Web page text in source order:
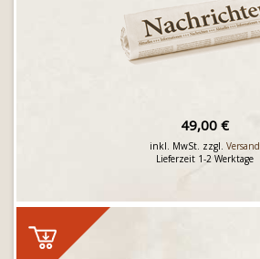
49,00 €
inkl. MwSt. zzgl. Versand
Lieferzeit 1-2 Werktage